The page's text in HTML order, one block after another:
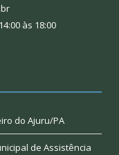
às 18:00
do Ajuru/PA
de Assistência